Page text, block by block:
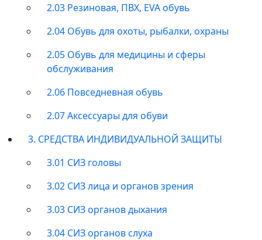
2.03 Резиновая, ПВХ, EVA обувь
2.04 Обувь для охоты, рыбалки, охраны
2.05 Обувь для медицины и сферы
обслуживания
2.06 Повседневная обувь
2.07 Аксессуары для обуви
3. СРЕДСТВА ИНДИВИДУАЛЬНОЙ ЗАЩИТЫ
3.01 СИЗ головы
3.02 СИЗ лица и органов зрения
3.03 СИЗ органов дыхания
3.04 СИЗ органов слуха